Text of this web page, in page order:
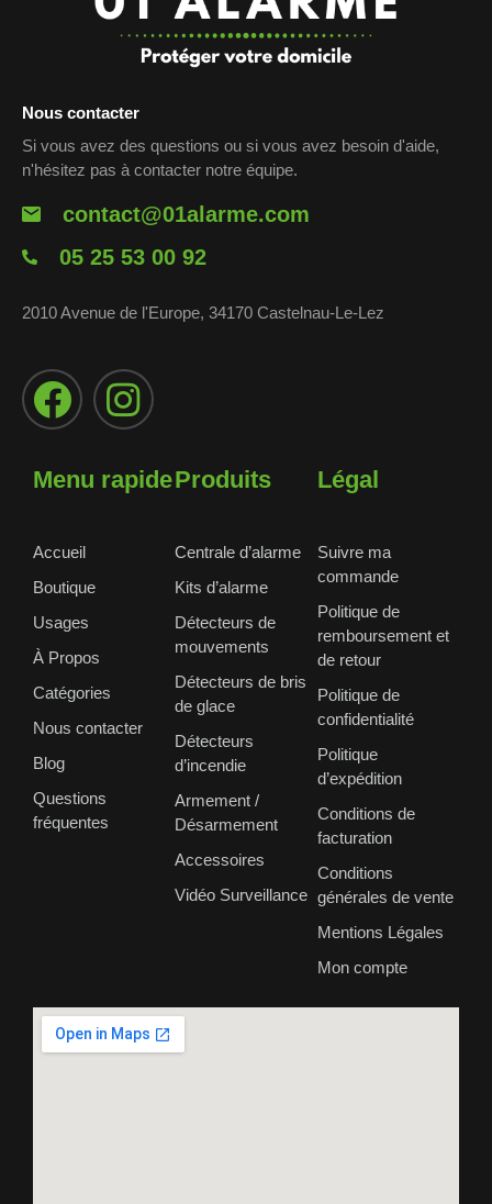
Nous contacter
Si vous avez des questions ou si vous avez besoin d'aide,
n'hésitez pas à contacter notre équipe.
contact@01alarme.com
05 25 53 00 92
2010 Avenue de l'Europe, 34170 Castelnau-Le-Lez
Menu rapide
Accueil
Boutique
Usages
À Propos
Catégories
Nous contacter
Blog
Questions
fréquentes
Produits
Centrale d’alarme
Kits d’alarme
Détecteurs de
mouvements
Détecteurs de bris
de glace
Détecteurs
d’incendie
Armement /
Désarmement
Accessoires
Vidéo Surveillance
Légal
Suivre ma
commande
Politique de
remboursement et
de retour
Politique de
confidentialité
Politique
d’expédition
Conditions de
facturation
Conditions
générales de vente
Mentions Légales
Mon compte